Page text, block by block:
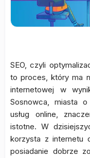
SEO, czyli
to proces, który ma
internetowej w
Sosnowca, miasta
usług online,
istotne. W
korzysta z internetu
posiadanie dobrze